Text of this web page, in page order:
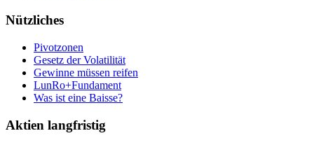
Nützliches
Pivotzonen
Gesetz der Volatilität
Gewinne müssen reifen
LunRo+Fundament
Was ist eine Baisse?
Aktien langfristig